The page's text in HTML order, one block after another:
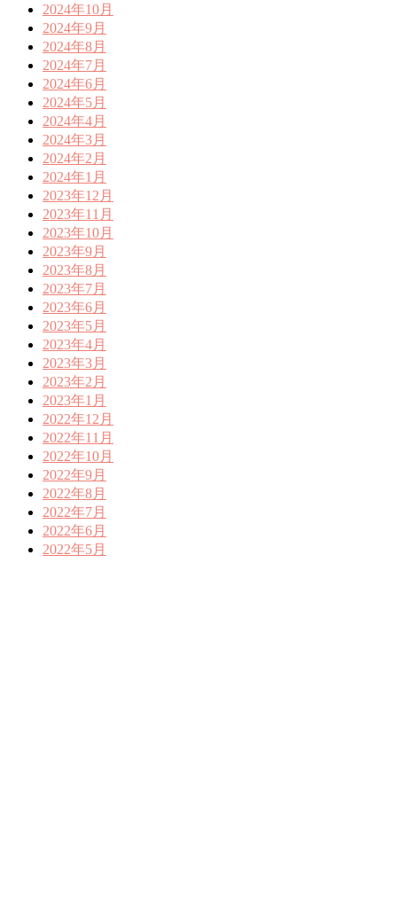
2024年10月
2024年9月
2024年8月
2024年7月
2024年6月
2024年5月
2024年4月
2024年3月
2024年2月
2024年1月
2023年12月
2023年11月
2023年10月
2023年9月
2023年8月
2023年7月
2023年6月
2023年5月
2023年4月
2023年3月
2023年2月
2023年1月
2022年12月
2022年11月
2022年10月
2022年9月
2022年8月
2022年7月
2022年6月
2022年5月